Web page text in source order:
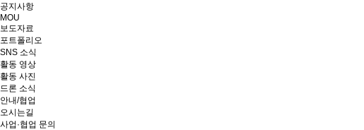
공지사항
MOU
보도자료
포트폴리오
SNS 소식
활동 영상
활동 사진
드론 소식
안내/협업
오시는길
사업·협업 문의